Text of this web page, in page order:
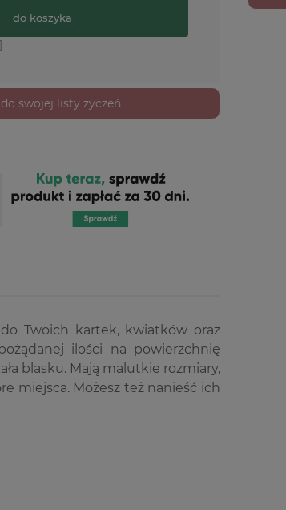
do koszyka
]
swojej listy życzeń
Twoich kartek, kwiatków oraz
ilości na powierzchnię
blasku. Mają malutkie rozmiary,
miejsca. Możesz też nanieść ich